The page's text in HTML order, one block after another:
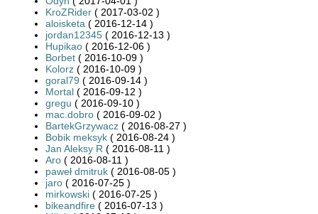
KroZRider ( 2017-03-02 )
aloisketa ( 2016-12-14 )
jordan12345 ( 2016-12-13 )
Hupikao ( 2016-12-06 )
Borbet ( 2016-10-09 )
Kolorz ( 2016-10-09 )
goral79 ( 2016-09-14 )
Mortal ( 2016-09-12 )
gregu ( 2016-09-10 )
mac.dobro ( 2016-09-02 )
BartekGrzywacz ( 2016-08-27 )
Bobik meksyk ( 2016-08-24 )
Jan Aleksy R ( 2016-08-11 )
Aro ( 2016-08-11 )
paweł dmitruk ( 2016-08-05 )
jaro ( 2016-07-25 )
mirkowski ( 2016-07-25 )
bikeandfire ( 2016-07-13 )